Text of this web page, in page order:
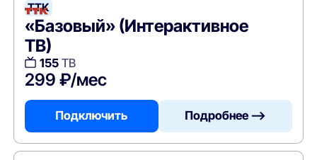
ТТК
«Базовый» (Интерактивное
ТВ)
155ТВ
299 ₽/мес
Подключить Подробнее —>